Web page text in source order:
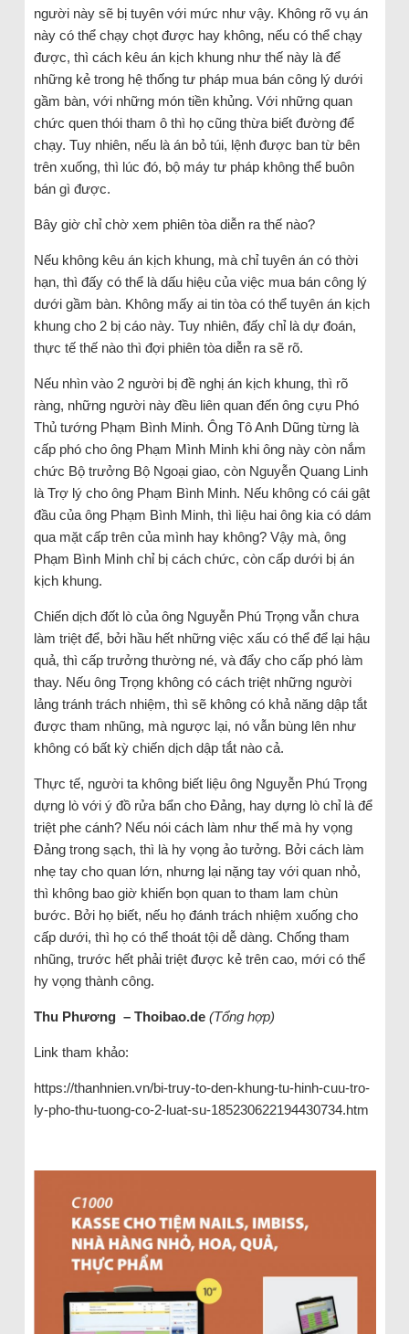
người này sẽ bị tuyên với mức như vậy. Không rõ vụ án
này có thể chạy chọt được hay không, nếu có thể chạy
được, thì cách kêu án kịch khung như thế này là để
những kẻ trong hệ thống tư pháp mua bán công lý dưới
gầm bàn, với những món tiền khủng. Với những quan
chức quen thói tham ô thì họ cũng thừa biết đường để
chạy. Tuy nhiên, nếu là án bỏ túi, lệnh được ban từ bên
trên xuống, thì lúc đó, bộ máy tư pháp không thể buôn
bán gì được.
Bây giờ chỉ chờ xem phiên tòa diễn ra thế nào?
Nếu không kêu án kịch khung, mà chỉ tuyên án có thời
hạn, thì đấy có thể là dấu hiệu của việc mua bán công lý
dưới gầm bàn. Không mấy ai tin tòa có thể tuyên án kịch
khung cho 2 bị cáo này. Tuy nhiên, đấy chỉ là dự đoán,
thực tế thế nào thì đợi phiên tòa diễn ra sẽ rõ.
Nếu nhìn vào 2 người bị đề nghị án kịch khung, thì rõ
ràng, những người này đều liên quan đến ông cựu Phó
Thủ tướng Phạm Bình Minh. Ông Tô Anh Dũng từng là
cấp phó cho ông Phạm Mình Minh khi ông này còn nắm
chức Bộ trưởng Bộ Ngoại giao, còn Nguyễn Quang Linh
là Trợ lý cho ông Phạm Bình Minh. Nếu không có cái gật
đầu của ông Phạm Bình Minh, thì liệu hai ông kia có dám
qua mặt cấp trên của mình hay không? Vậy mà, ông
Phạm Bình Minh chỉ bị cách chức, còn cấp dưới bị án
kịch khung.
Chiến dịch đốt lò của ông Nguyễn Phú Trọng vẫn chưa
làm triệt để, bởi hầu hết những việc xấu có thể để lại hậu
quả, thì cấp trưởng thường né, và đẩy cho cấp phó làm
thay. Nếu ông Trọng không có cách triệt những người
lảng tránh trách nhiệm, thì sẽ không có khả năng dập tắt
được tham nhũng, mà ngược lại, nó vẫn bùng lên như
không có bất kỳ chiến dịch dập tắt nào cả.
Thực tế, người ta không biết liệu ông Nguyễn Phú Trọng
dựng lò với ý đồ rửa bẩn cho Đảng, hay dựng lò chỉ là để
triệt phe cánh? Nếu nói cách làm như thế mà hy vọng
Đảng trong sạch, thì là hy vọng ảo tưởng. Bởi cách làm
nhẹ tay cho quan lớn, nhưng lại nặng tay với quan nhỏ,
thì không bao giờ khiến bọn quan to tham lam chùn
bước. Bởi họ biết, nếu họ đánh trách nhiệm xuống cho
cấp dưới, thì họ có thể thoát tội dễ dàng. Chống tham
nhũng, trước hết phải triệt được kẻ trên cao, mới có thể
hy vọng thành công.
Thu Phương – Thoibao.de(Tổng hợp)
Link tham khảo:
https://thanhnien.vn/bi-truy-to-den-khung-tu-hinh-cuu-tro-
ly-pho-thu-tuong-co-2-luat-su-185230622194430734.htm